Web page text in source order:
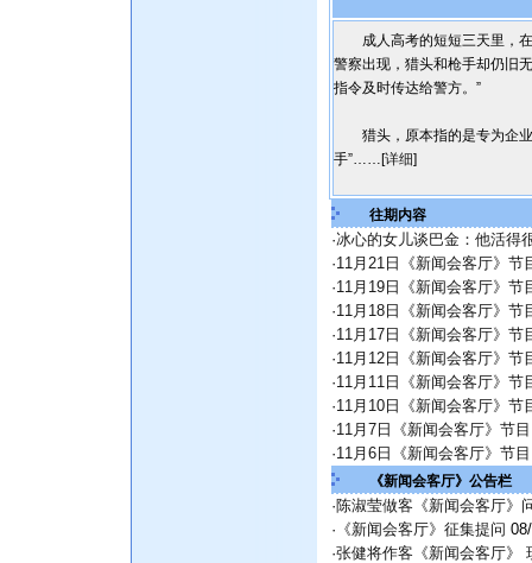
成人高考的短短三天里，在
警察出现，猎头和枪手却仍旧
指令及时传达给警方。”
猎头，原本指的是专为企业
手”……[详细]
往期内容
·冰心的女儿谈巴金：他活得
·11月21日《新闻会客厅》节
·11月19日《新闻会客厅》节
·11月18日《新闻会客厅》节
·11月17日《新闻会客厅》节
·11月12日《新闻会客厅》节
·11月11日《新闻会客厅》节
·11月10日《新闻会客厅》节
·11月7日《新闻会客厅》节
·11月6日《新闻会客厅》节
《新闻会客厅》公告栏
·陈淑莹做客《新闻会客厅》
· 《新闻会客厅》征集提问
·张健将作客《新闻会客厅》